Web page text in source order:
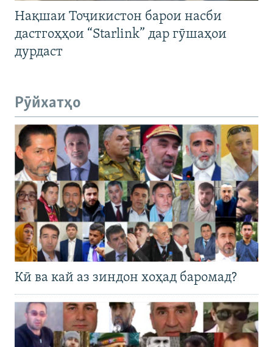
Нақшаи Тоҷикистон барои насби
дастгоҳҳои “Starlink” дар гӯшаҳои
дурдаст
Рӯйхатҳо
Кӣ ва кай аз зиндон хоҳад баромад?